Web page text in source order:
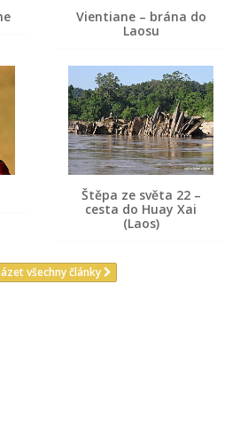
Vientiane – brána do
Laosu
Štěpa ze světa 22 –
cesta do Huay Xai
(Laos)
všechny články